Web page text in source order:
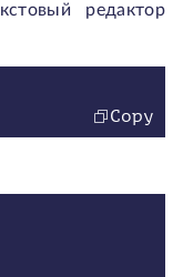
редактор
Copy